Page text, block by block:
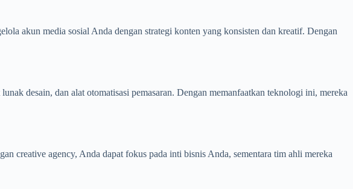
akun media sosial Anda dengan strategi konten yang konsisten dan kreatif. Dengan
desain, dan alat otomatisasi pemasaran. Dengan memanfaatkan teknologi ini, mereka
creative agency, Anda dapat fokus pada inti bisnis Anda, sementara tim ahli mereka